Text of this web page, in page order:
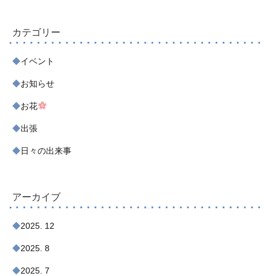
カテゴリー
イベント
お知らせ
お花
出張
日々の出来事
アーカイブ
2025. 12
2025. 8
2025. 7